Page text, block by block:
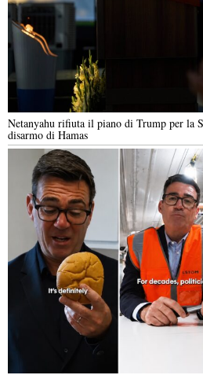
Netanyahu rifiuta il piano di Trump per la
disarmo di Hamas